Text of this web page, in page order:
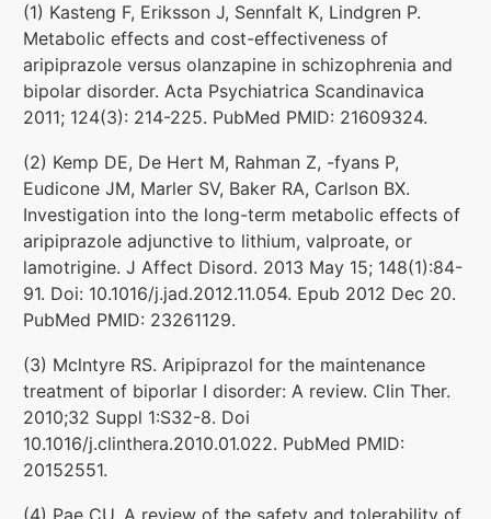
(1) Kasteng F, Eriksson J, Sennfalt K, Lindgren P.
Metabolic effects and cost-effectiveness of
aripiprazole versus olanzapine in schizophrenia and
bipolar disorder. Acta Psychiatrica Scandinavica
2011; 124(3): 214-225. PubMed PMID: 21609324.
(2) Kemp DE, De Hert M, Rahman Z, -fyans P,
Eudicone JM, Marler SV, Baker RA, Carlson BX.
Investigation into the long-term metabolic effects of
aripiprazole adjunctive to lithium, valproate, or
lamotrigine. J Affect Disord. 2013 May 15; 148(1):84-
91. Doi: 10.1016/j.jad.2012.11.054. Epub 2012 Dec 20.
PubMed PMID: 23261129.
(3) Mclntyre RS. Aripiprazol for the maintenance
treatment of biporlar I disorder: A review. Clin Ther.
2010;32 Suppl 1:S32-8. Doi
10.1016/j.clinthera.2010.01.022. PubMed PMID:
20152551.